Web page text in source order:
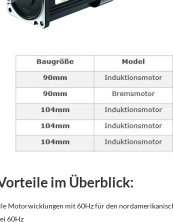
im Überblick:
Motorwicklungen mit 60Hz für den
60Hz